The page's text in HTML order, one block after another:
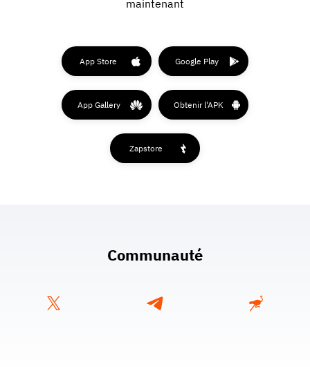
maintenant
App Store Google Play
App Gallery Obtenir l'APK
Zapstore
Communauté